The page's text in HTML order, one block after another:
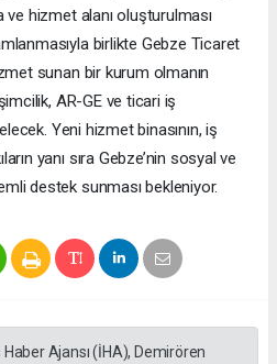
hizmet alanı oluşturulması
birlikte Gebze Ticaret
sunan bir kurum olmanın
AR-GE ve ticari iş
Yeni hizmet binasının, iş
yanı sıra Gebze’nin sosyal ve
destek sunması bekleniyor.
Ajansı (İHA), Demirören